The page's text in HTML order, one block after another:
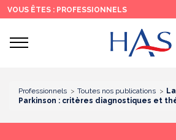
Recherche
Menu
principal
Contenu
principal
VOUS ÊTES : PROFESSIONNELS
Ouvrir
Professionnels Toutes nos publications
Parkinson : critères diagnostiques et